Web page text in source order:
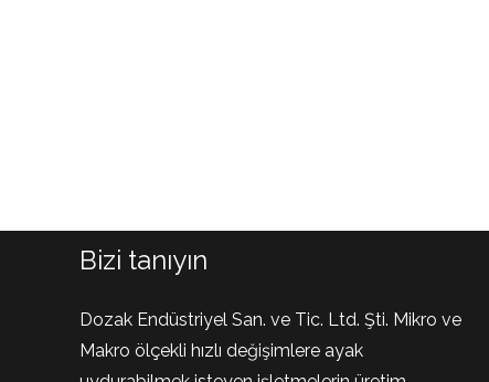
Bizi tanıyın
Dozak Endüstriyel San. ve Tic. Ltd. Şti. Mikro ve
Makro ölçekli hızlı değişimlere ayak